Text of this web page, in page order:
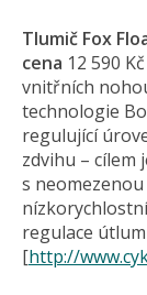
Tlumič Fox
cena 12 590 Kč
vnitřních
technologie
regulující
zdvihu –
s
regulace
[http://